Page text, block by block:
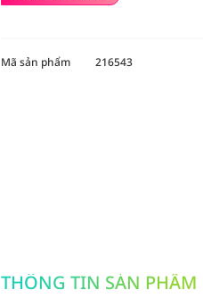
Mã sản phẩm 216543
THÔNG TIN SẢN PHẨM